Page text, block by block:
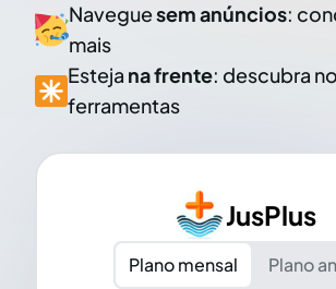
Naveguesem anúncios:
mais
Esteja na frente: descubra
ferramentas
JusPlus
Plano mensal
Plano